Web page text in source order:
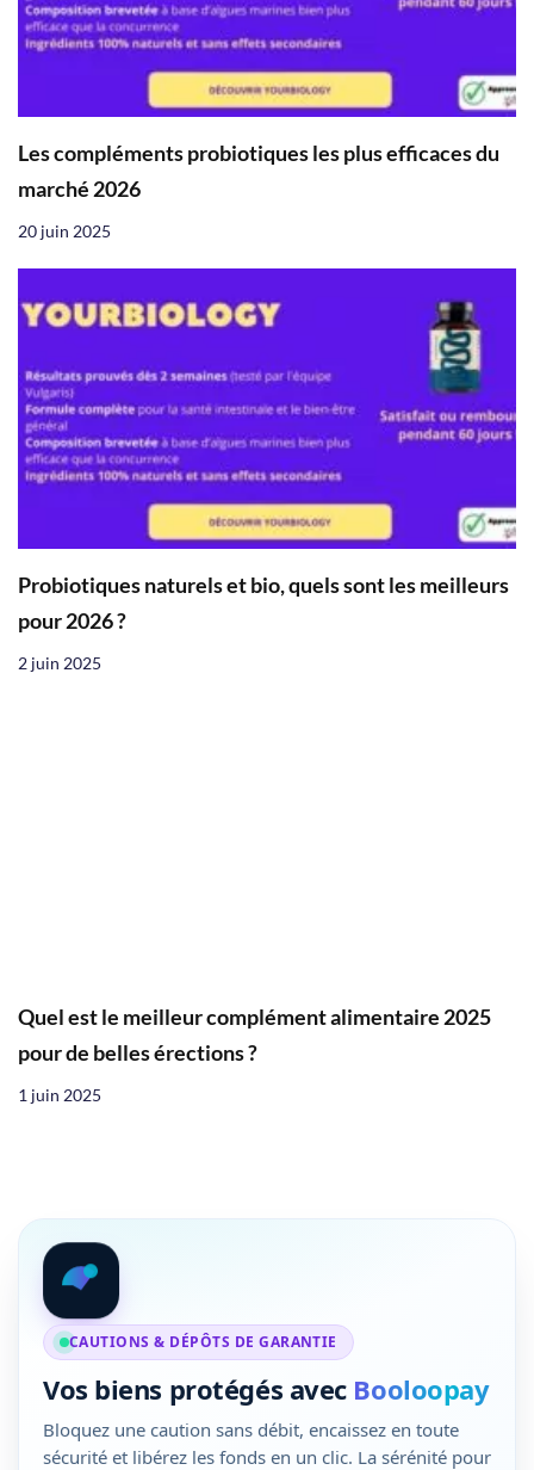
Les compléments probiotiques les plus efficaces du
marché 2026
20 juin 2025
Probiotiques naturels et bio, quels sont les meilleurs
pour 2026 ?
2 juin 2025
Quel est le meilleur complément alimentaire 2025
pour de belles érections ?
1 juin 2025
CAUTIONS & DÉPÔTS DE GARANTIE
Vos biens protégés avec Booloopay
Bloquez une caution sans débit, encaissez en toute
sécurité et libérez les fonds en un clic. La sérénité pour